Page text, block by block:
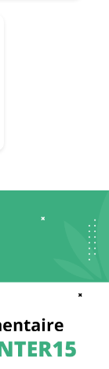
(59 avis)